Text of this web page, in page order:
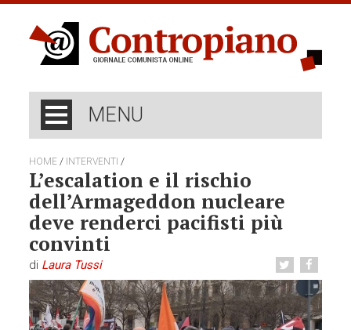
MENU
HOME / INTERVENTI /
L’escalation e il rischio
dell’Armageddon nucleare
deve renderci pacifisti più
convinti
di Laura Tussi